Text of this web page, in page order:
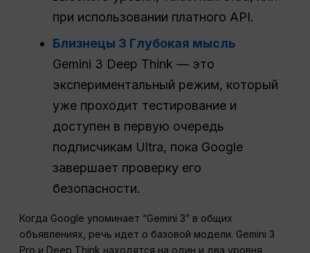
при использовании платного API.
Близнецы 3 Глубокая мысль
Gemini 3 Deep Think — это
экспериментальный режим, который
уже проходит тестирование и
доступен в первую очередь
подписчикам Ultra, пока Google
завершает проверку его
безопасности.
Когда Google упоминает “Gemini 3” в общих
объявлениях, речь идет о базовой модели. Gemini 3
Pro и Deep Think находятся на один и два уровня